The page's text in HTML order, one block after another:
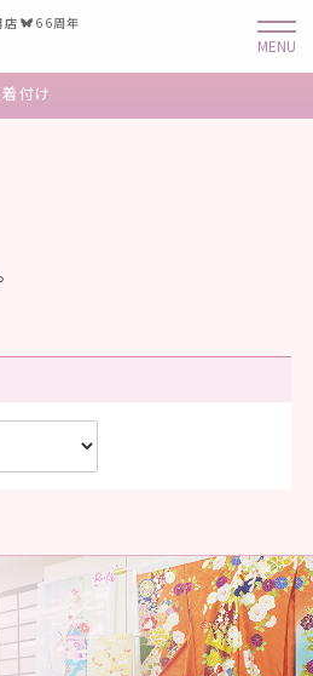
店 66周年
付け